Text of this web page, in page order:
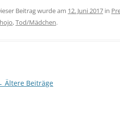
Beitrag wurde am 12. Juni 2017 in
,Tod/Mädchen.
Ältere Beiträge